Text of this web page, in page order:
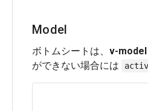
Model
ボトムシートは、 v-model
ができない場合には